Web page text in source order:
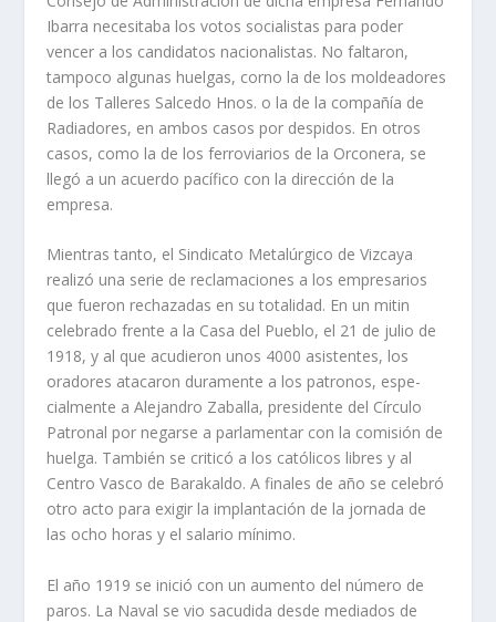
Ibarra necesitaba los votos socia­listas para poder
vencer a los candidatos nacionalistas. No faltaron,
tampoco algunas huelgas, corno la de los moldeadores
de los Talleres Salcedo Hnos. o la de la compañí­a de
Radiadores, en ambos casos por despidos. En otros
casos, como la de los ferroviarios de la Orconera, se
llegó a un acuerdo pací­fico con la dirección de la
empresa.
Mientras tanto, el Sindicato Metalúrgico de Vizcaya
realizó una serie de recla­maciones a los empresarios
que fueron rechazadas en su totalidad. En un mitin
celebrado frente a la Casa del Pueblo, el 21 de julio de
1918, y al que acudie­ron unos 4000 asistentes, los
oradores atacaron duramente a los patronos, espe­
cialmente a Alejandro Zaballa, presidente del Cí­rculo
Patronal por negarse a par­lamentar con la comisión de
huelga. También se criticó a los católicos libres y al
Centro Vasco de Barakaldo. A finales de año se celebró
otro acto para exigir la implantación de la jornada de
las ocho horas y el salario mí­nimo.
El año 1919 se inició con un aumento del número de
paros. La Naval se vio sacudida desde mediados de